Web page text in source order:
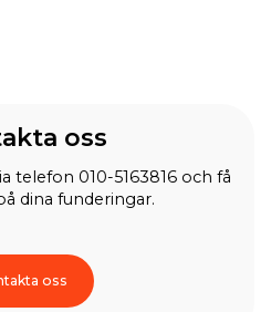
oss
telefon 010-5163816 och få
dina funderingar.
oss